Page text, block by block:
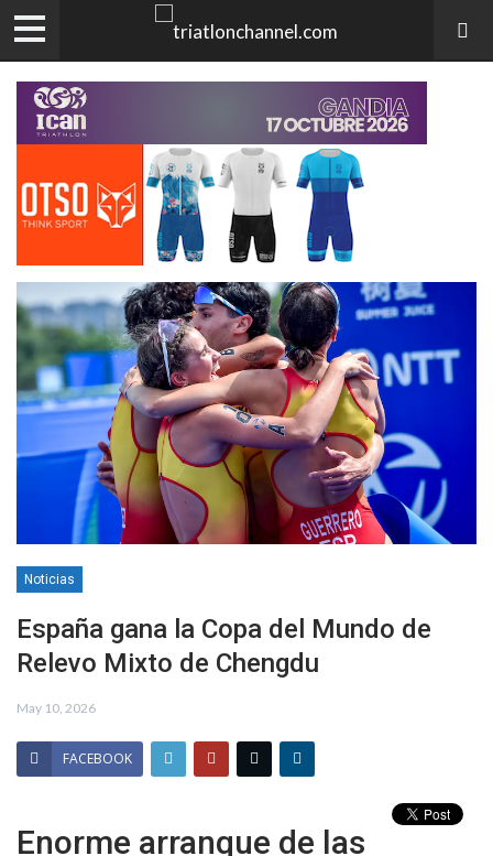
Noticias
España gana la Copa del Mundo de
Relevo Mixto de Chengdu
May 10, 2026
FACEBOOK
Enorme arranque de las